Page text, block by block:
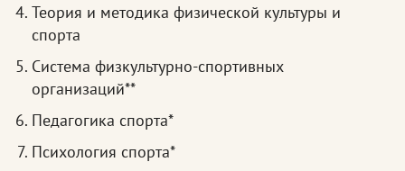
Теория и методика физической культуры и
спорта
Система физкультурно-спортивных
организаций**
Педагогика спорта*
Психология спорта*